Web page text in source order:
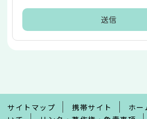
で
サイトマップ 携帯サイト
ホー